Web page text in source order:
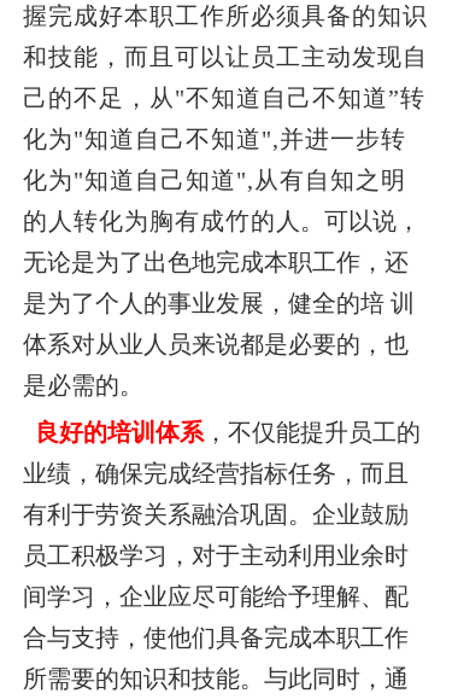
握完成好本职工作所必须具备的知识
和技能，而且可以让员工主动发现自
己的不足，从"不知道自己不知道”转
化为"知道自己不知道",并进一步转
化为"知道自己知道",从有自知之明
的人转化为胸有成竹的 人。可以说，
无论是为了出色地完成本职工作，还
是为了个人的事业发展，健全的培 训
体系对从业人员来说都是必要的，也
是必需的。
良好的培训体系 ，不仅能提升员工的
业绩，确保完成经营指标任务，而且
有利于劳资关系融洽巩固。企业鼓励
员工积极学习，对于主动利用业余时
间学习，企业应尽可能给予理解、配
合与支持，使他们具备完成本职工作
所需要的知识和技能。与此同时，通